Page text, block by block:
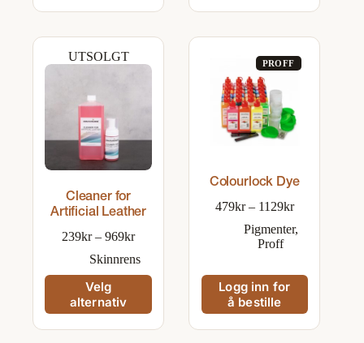
UTSOLGT
Cleaner for
Artificial Leather
239kr – 969krPrisområde:
til
969kr
Skinnrens
Velg
alternativ
Dette
produktet
har
Colourlock Dye
479kr – 1129krPrisområde:
til
Pigmenter,
Proff
Logg inn for
å bestille